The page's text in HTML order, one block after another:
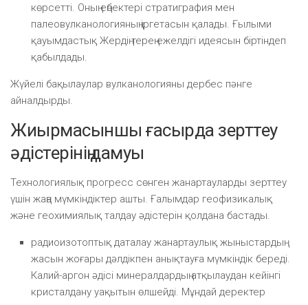
көрсетті. Оның еңбектері стратиграфия мен
палеовулканологияның іргетасын қалады. Ғылыми
қауымдастық Жердің терең ежелдігі идеясын біртіндеп
қабылдады.
Жүйелі бақылаулар вулканологияны дербес пәнге
айналдырды.
Жиырмасыншы ғасырда зерттеу
әдістерінің дамуы
Технологиялық прогресс сөнген жанартауларды зерттеу
үшін жаңа мүмкіндіктер ашты. Ғалымдар геофизикалық
және геохимиялық талдау әдістерін қолдана бастады.
радиоизотоптық даталау жанартаулық жыныстардың
жасын жоғары дәлдікпен анықтауға мүмкіндік береді.
Калий-аргон әдісі минералдардың атқылаудан кейінгі
кристалдану уақытын өлшейді. Мұндай деректер